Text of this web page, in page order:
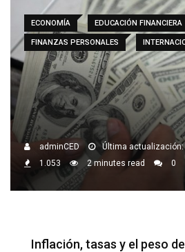
ECONOMÍA EDUCACIÓN FINANCIERA
FINANZAS PERSONALES
adminCED
Última actualización:
1.053
2 minutes read 0
Inflación, tasas y el peso